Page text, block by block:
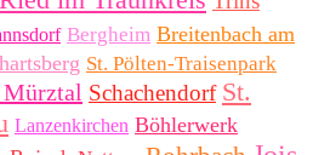
Bergheim Breitenbach am
St. Pölten-Traisenpark
Schachendorf St.
Lanzenkirchen Böhlerwerk